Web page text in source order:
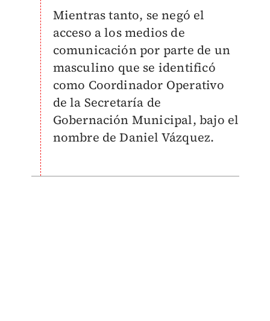
Mientras tanto, se negó el
acceso a los medios de
comunicación por parte de un
masculino que se identificó
como Coordinador Operativo
de la Secretaría de
Gobernación Municipal, bajo el
nombre de Daniel Vázquez.